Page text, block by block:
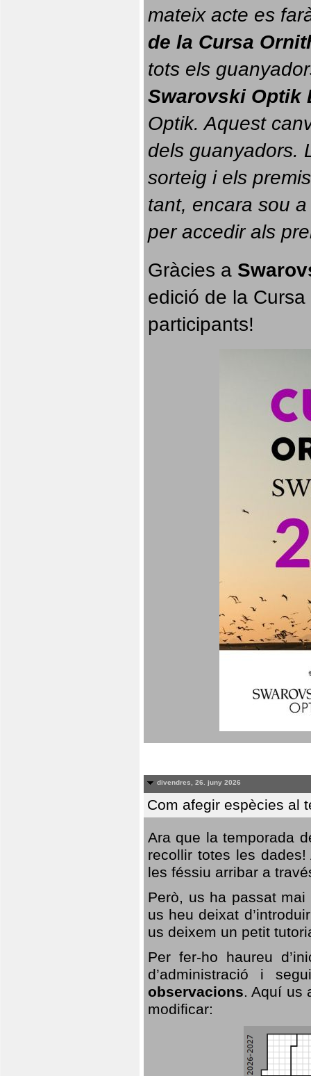
mateix acte es
de la Cursa
tots els
Swarovski Optik
Optik. Aquest
dels guanyadors.
sorteig i els
tant, encara sou
per accedir als
Gràcies a
edició de la
participants!
divendres, 26. juny 2026
Com afegir espècies al
Ara que la temporada
recollir totes les
les féssiu arribar a
Però, us ha passat
us heu deixat
us deixem un petit
Per fer-ho haureu
d’administració i
observacions. Aquí us
modificar: